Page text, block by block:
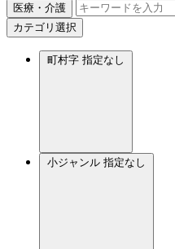
医療・介護
カテゴリ選択
町村字 指定なし
小ジャンル 指定なし